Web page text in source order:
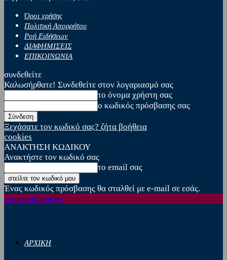
Όροι χρήσης
Πολιτική Απορρήτου
Ροή Ειδήσεων
ΔΙΑΦΗΜΙΣΕΙΣ
ΕΠΙΚΟΙΝΩΝΙΑ
συνδεθείτε
Καλωσήρθατε! Συνδεθείτε στον λογαριασμό σας
το όνομα χρήστη σας
ο κωδικός πρόσβασης σας
Ξεχάσατε τον κωδικό σας? ζήτα βοήθεια
cookies
ΑΝΑΚΤΗΣΗ ΚΩΔΙΚΟΥ
Ανακτήστε τον κωδικό σας
το email σας
Ένας κωδικός πρόσβασης θα σταλθεί με e-mail σε εσάς.
sporting24news
ΑΡΧΙΚΗ